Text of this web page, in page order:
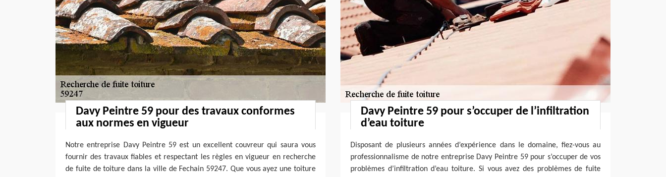
Davy Peintre 59 pour des travaux conformes
aux normes en vigueur
Notre entreprise Davy Peintre 59 est un excellent couvreur qui saura vous
fournir des travaux fiables et respectant les règles en vigueur en recherche
de fuite de toiture dans la ville de Fechain 59247. Que vous ayez une toiture
Davy Peintre 59 pour s’occuper de l’infiltration
d’eau toiture
Disposant de plusieurs années d’expérience dans le domaine, fiez-vous au
professionnalisme de notre entreprise Davy Peintre 59 pour s’occuper de vos
problèmes d’infiltration d’eau toiture. Si vous avez des problèmes de fuite